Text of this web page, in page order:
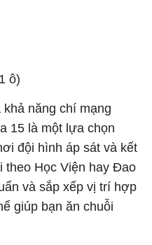
ô)
năng chí mạng
15 là một lựa chọn
đội hình áp sát và kết
theo Học Viện hay Đao
và sắp xếp vị trí hợp
giúp bạn ăn chuỗi